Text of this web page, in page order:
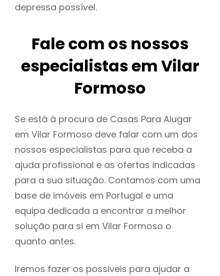
depressa possível.
Fale com os nossos
especialistas em Vilar
Formoso
Se está à procura de Casas Para Alugar
em Vilar Formoso deve falar com um dos
nossos especialistas para que receba a
ajuda profissional e as ofertas indicadas
para a sua situação. Contamos com uma
base de imóveis em Portugal e uma
equipa dedicada a encontrar a melhor
solução para si em Vilar Formoso o
quanto antes.
Iremos fazer os possiveis para ajudar a